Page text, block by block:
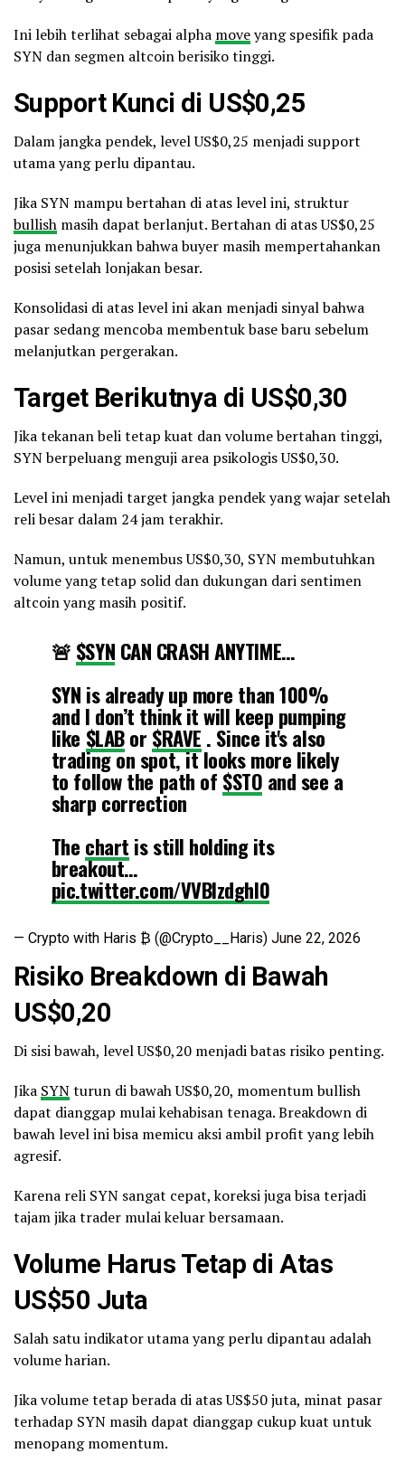
Ini lebih terlihat sebagai alpha moveyang spesifik pada
SYN dan segmen altcoin berisiko tinggi.
Support Kunci di US$0,25
Dalam jangka pendek, level US$0,25 menjadi support
utama yang perlu dipantau.
Jika SYN mampu bertahan di atas level ini, struktur
bullish masih dapat berlanjut. Bertahan di atas US$0,25
juga menunjukkan bahwa buyer masih mempertahankan
posisi setelah lonjakan besar.
Konsolidasi di atas level ini akan menjadi sinyal bahwa
pasar sedang mencoba membentuk base baru sebelum
melanjutkan pergerakan.
Target Berikutnya di US$0,30
Jika tekanan beli tetap kuat dan volume bertahan tinggi,
SYN berpeluang menguji area psikologis US$0,30.
Level ini menjadi target jangka pendek yang wajar setelah
reli besar dalam 24 jam terakhir.
Namun, untuk menembus US$0,30, SYN membutuhkan
volume yang tetap solid dan dukungan dari sentimen
altcoin yang masih positif.
🚨 $SYN CAN CRASH ANYTIME…
SYN is already up more than 100%
and I don’t think it will keep pumping
like $LABor $RAVE . Since it's also
trading on spot, it looks more likely
to follow the path of $STO and see a
sharp correction
The chart is still holding its
breakout…
pic.twitter.com/VVBIzdghI0
— Crypto with Haris ₿ (@Crypto__Haris) June 22, 2026
Risiko Breakdown di Bawah
US$0,20
Di sisi bawah, level US$0,20 menjadi batas risiko penting.
Jika SYNturun di bawah US$0,20, momentum bullish
dapat dianggap mulai kehabisan tenaga. Breakdown di
bawah level ini bisa memicu aksi ambil profit yang lebih
agresif.
Karena reli SYN sangat cepat, koreksi juga bisa terjadi
tajam jika trader mulai keluar bersamaan.
Volume Harus Tetap di Atas
US$50 Juta
Salah satu indikator utama yang perlu dipantau adalah
volume harian.
Jika volume tetap berada di atas US$50 juta, minat pasar
terhadap SYN masih dapat dianggap cukup kuat untuk
menopang momentum.